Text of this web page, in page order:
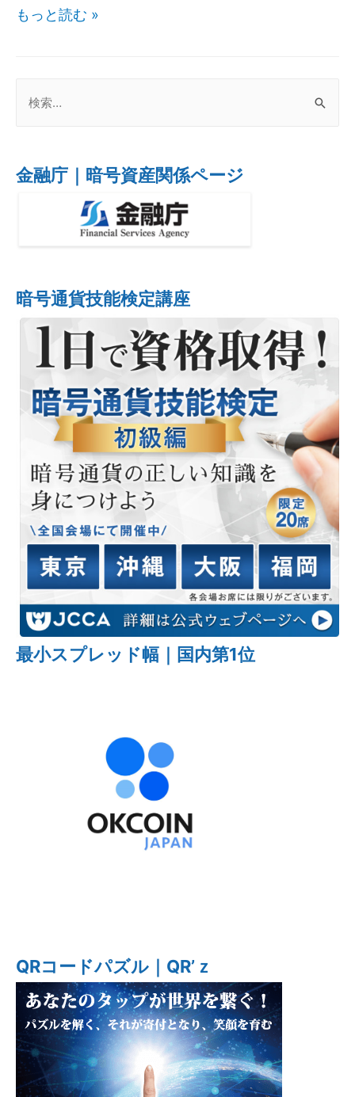
もっと読む »
金融庁｜暗号資産関係ページ
暗号通貨技能検定講座
最小スプレッド幅｜国内第1位
QRコードパズル｜QR’ｚ